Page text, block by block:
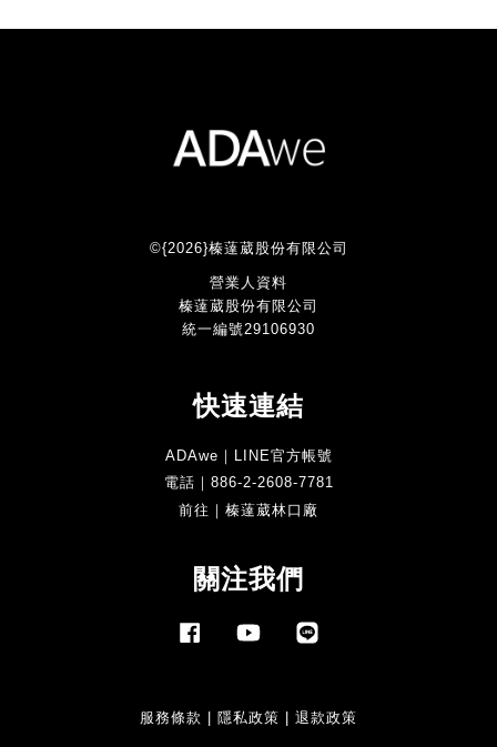
©{2026}榛薘葳股份有限公司
營業人資料
榛薘葳股份有限公司
統一編號29106930
快速連結
ADAwe｜LINE官方帳號
電話｜886-2-2608-7781
前往｜榛薘葳林口廠
關注我們
Facebook YouTube
服務條款 | 隱私政策 | 退款政策